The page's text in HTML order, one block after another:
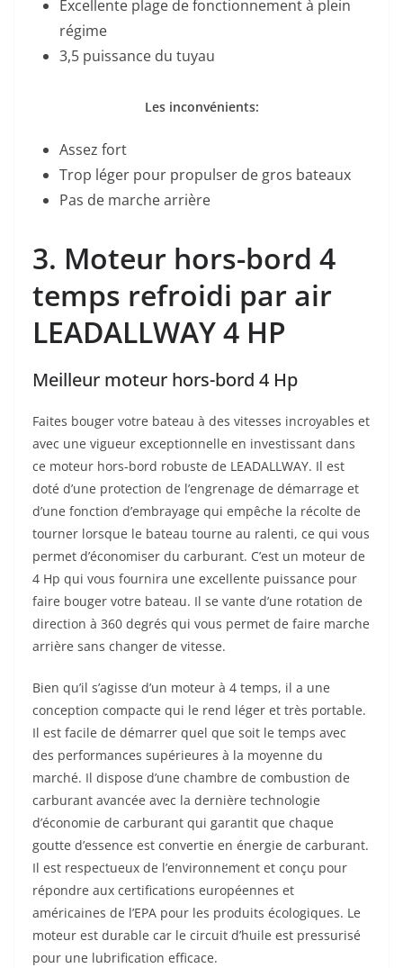
Excellente plage de fonctionnement à plein
régime
3,5 puissance du tuyau
Les inconvénients:
Assez fort
Trop léger pour propulser de gros bateaux
Pas de marche arrière
3. Moteur hors-bord 4
temps refroidi par air
LEADALLWAY 4 HP
Meilleur moteur hors-bord 4 Hp
Faites bouger votre bateau à des vitesses incroyables et
avec une vigueur exceptionnelle en investissant dans
ce moteur hors-bord robuste de LEADALLWAY. Il est
doté d’une protection de l’engrenage de démarrage et
d’une fonction d’embrayage qui empêche la récolte de
tourner lorsque le bateau tourne au ralenti, ce qui vous
permet d’économiser du carburant. C’est un moteur de
4 Hp qui vous fournira une excellente puissance pour
faire bouger votre bateau. Il se vante d’une rotation de
direction à 360 degrés qui vous permet de faire marche
arrière sans changer de vitesse.
Bien qu’il s’agisse d’un moteur à 4 temps, il a une
conception compacte qui le rend léger et très portable.
Il est facile de démarrer quel que soit le temps avec
des performances supérieures à la moyenne du
marché. Il dispose d’une chambre de combustion de
carburant avancée avec la dernière technologie
d’économie de carburant qui garantit que chaque
goutte d’essence est convertie en énergie de carburant.
Il est respectueux de l’environnement et conçu pour
répondre aux certifications européennes et
américaines de l’EPA pour les produits écologiques. Le
moteur est durable car le circuit d’huile est pressurisé
pour une lubrification efficace.